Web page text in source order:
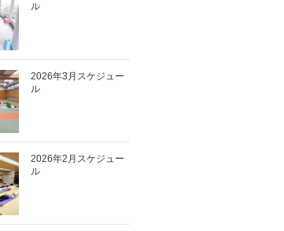
ル
2026年3月スケジュー
ル
2026年2月スケジュー
ル